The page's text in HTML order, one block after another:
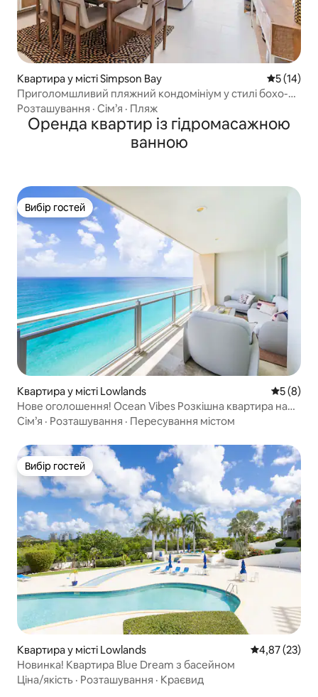
Квартира у місті Simpson Bay Середня
5 (14)
Приголомшливий пляжний кондомініум у стилі бохо-
шик із терасою на даху
Розташування · Сім’я · Пляж
Оренда квартир із гідромасажною
ванною
Вибір гостей
Вибір гостей
Квартира у місті Lowlands Середня
5 (8)
Нове оголошення! Ocean Vibes Розкішна квартира на
березі океану
Сім’я · Розташування · Пересування містом
Вибір гостей
Вибір гостей
Квартира у місті Lowlands Середня
4,87 (23)
Новинка! Квартира Blue Dream з басейном
Ціна/якість · Розташування · Краєвид